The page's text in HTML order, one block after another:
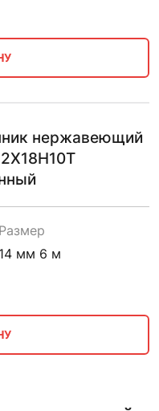
нержавеющий
Размер
14 мм 6 м